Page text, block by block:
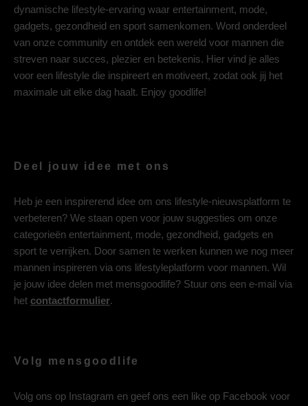
dynamische lifestyle-ervaring waar entertainment, mode,
gadgets, gezondheid en sport samenkomen. Word onderdeel
van onze community en ontdek een wereld voor mannen die
streven naar succes, plezier en betekenis. Hier vind je alles
voor een lifestyle die inspireert en motiveert, zodat ook jij het
maximale uit elke dag haalt. Enjoy goodlife!
Deel jouw idee met ons
Heb je een inspirerend idee om ons lifestyle-nieuwsplatform te
verbeteren? We staan open voor jouw suggesties om onze
categorieën entertainment, mode, gezondheid, gadgets en
sport te verrijken. Door samen te werken kunnen we nog meer
mannen inspireren via ons lifestyleplatform voor mannen. Wil
je jouw idee delen met mensgoodlife? Stuur ons een e-mail via
het contactformulier.
Volg mensgoodlife
Volg ons op Instagram en geef ons een like op Facebook voor